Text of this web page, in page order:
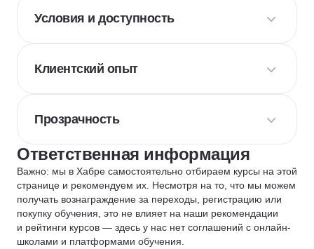
Условия и доступность
Клиентский опыт
Прозрачность
Ответственная информация
Важно: мы в Хабре самостоятельно отбираем курсы на этой
странице и рекомендуем их. Несмотря на то, что мы можем
получать вознаграждение за переходы, регистрацию или
покупку обучения, это не влияет на наши рекомендации
и рейтинги курсов — здесь у нас нет соглашений с онлайн-
школами и платформами обучения.